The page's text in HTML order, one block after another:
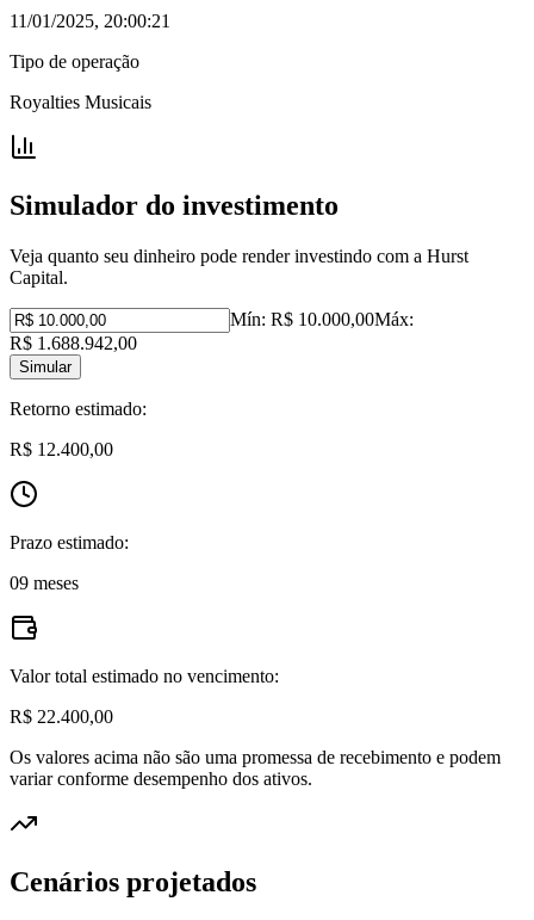
11/01/2025, 20:00:21
Tipo de operação
Royalties Musicais
Simulador do investimento
Veja quanto seu dinheiro pode render investindo com a Hurst
Capital.
Mín: R$ 10.000,00Máx:
R$ 1.688.942,00
Simular
Retorno estimado:
R$ 12.400,00
Prazo estimado:
09 meses
Valor total estimado no vencimento:
R$ 22.400,00
Os valores acima não são uma promessa de recebimento e podem
variar conforme desempenho dos ativos.
Cenários projetados